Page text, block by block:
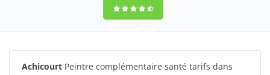
9,2(100%)1242
votes
Achicourt Peintre complémentaire santé tarifs dans